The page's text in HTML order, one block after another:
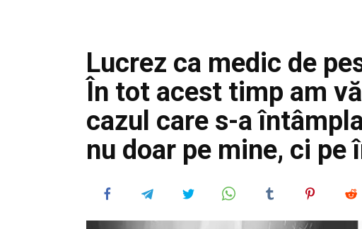
Lucrez ca medic de
În tot acest timp am
cazul care s-a
nu doar pe mine, ci pe